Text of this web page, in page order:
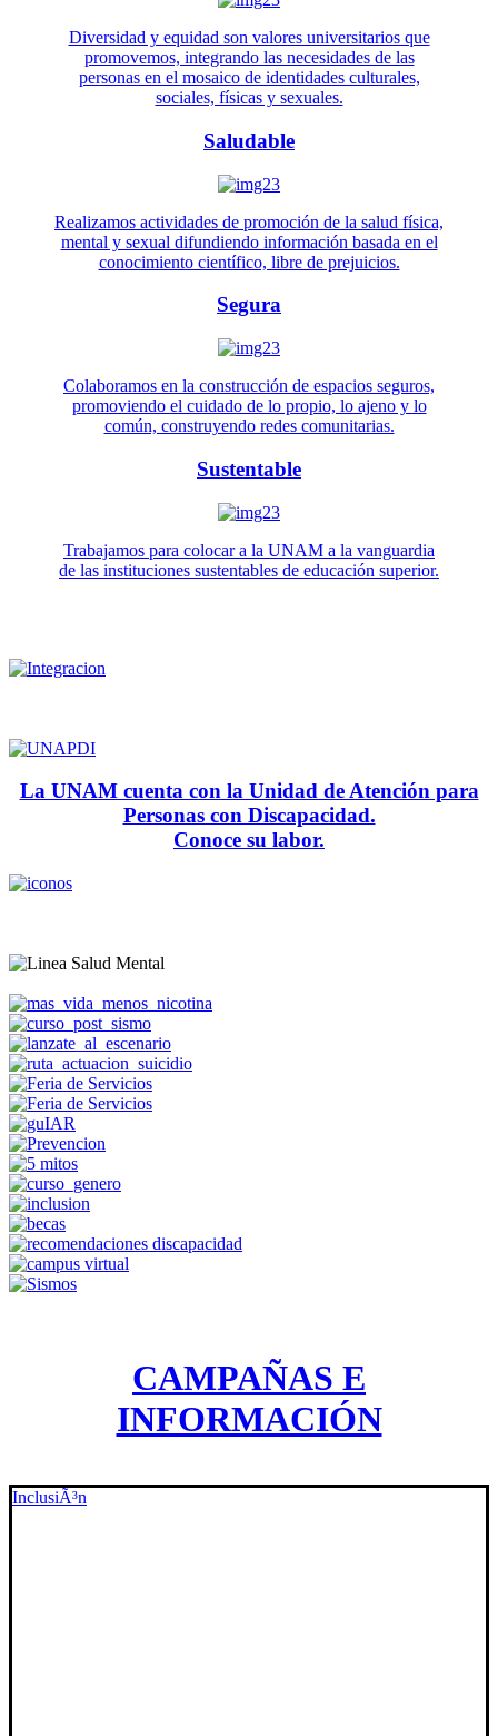
Diversidad y equidad son valores universitarios que
promovemos, integrando las necesidades de las
personas en el mosaico de identidades culturales,
sociales, físicas y sexuales.
Saludable
Realizamos actividades de promoción de la salud física,
mental y sexual difundiendo información basada en el
conocimiento científico, libre de prejuicios.
Segura
Colaboramos en la construcción de espacios seguros,
promoviendo el cuidado de lo propio, lo ajeno y lo
común, construyendo redes comunitarias.
Sustentable
Trabajamos para colocar a la UNAM a la vanguardia
de las instituciones sustentables de educación superior.
La UNAM cuenta con la Unidad de Atención para
Personas con Discapacidad.
Conoce su labor.
CAMPAÑAS E
INFORMACIÓN
InclusiÃ³n